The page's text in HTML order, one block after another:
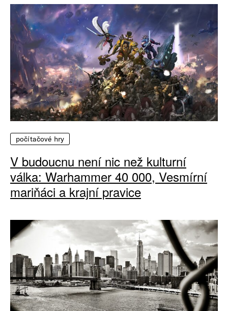
počítačové hry
V budoucnu není nic než kulturní
válka: Warhammer 40 000, Vesmírní
mariňáci a krajní pravice